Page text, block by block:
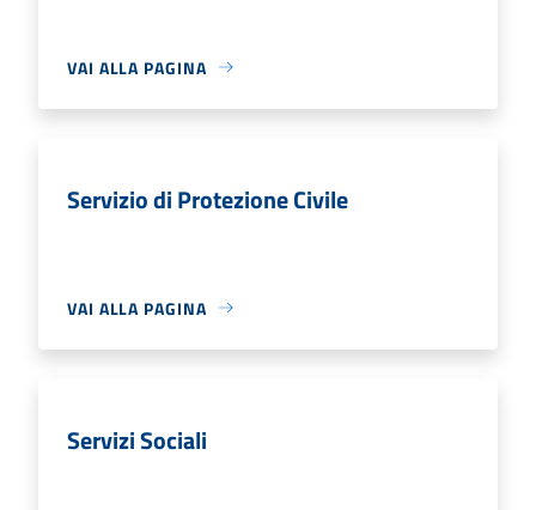
VAI ALLA PAGINA
Servizio di Protezione Civile
VAI ALLA PAGINA
Servizi Sociali